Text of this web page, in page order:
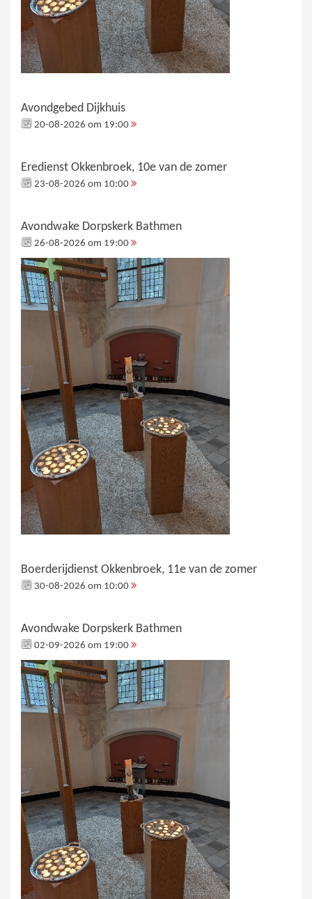
Avondgebed Dijkhuis
20-08-2026 om 19:00
Eredienst Okkenbroek, 10e van de zomer
23-08-2026 om 10:00
Avondwake Dorpskerk Bathmen
26-08-2026 om 19:00
Boerderijdienst Okkenbroek, 11e van de zomer
30-08-2026 om 10:00
Avondwake Dorpskerk Bathmen
02-09-2026 om 19:00